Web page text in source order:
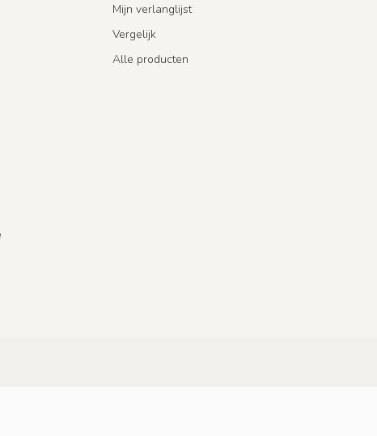
Mijn verlanglijst
Vergelijk
Alle producten